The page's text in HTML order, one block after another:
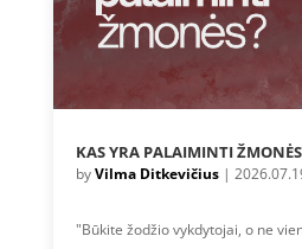
KAS YRA PALAIMINTI
byVilma Ditkevičius|
"Būkite žodžio vykdytojai, o ne